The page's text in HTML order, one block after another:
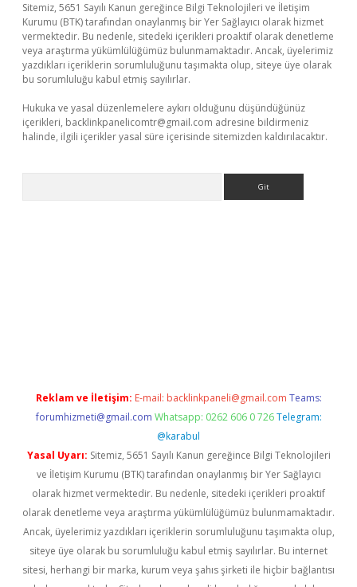
Sitemiz, 5651 Sayılı Kanun gereğince Bilgi Teknolojileri ve İletişim
Kurumu (BTK) tarafından onaylanmış bir Yer Sağlayıcı olarak hizmet
vermektedir. Bu nedenle, sitedeki içerikleri proaktif olarak denetleme
veya araştırma yükümlülüğümüz bulunmamaktadır. Ancak, üyelerimiz
yazdıkları içeriklerin sorumluluğunu taşımakta olup, siteye üye olarak
bu sorumluluğu kabul etmiş sayılırlar.
Hukuka ve yasal düzenlemelere aykırı olduğunu düşündüğünüz
içerikleri, backlinkpanelicomtr@gmail.com adresine bildirmeniz
halinde, ilgili içerikler yasal süre içerisinde sitemizden kaldırılacaktır.
Reklam ve İletişim: E-mail: backlinkpaneli@gmail.com Teams:
forumhizmeti@gmail.com Whatsapp: 0262 606 0 726 Telegram:
@karabul
Yasal Uyarı: Sitemiz, 5651 Sayılı Kanun gereğince Bilgi Teknolojileri
ve İletişim Kurumu (BTK) tarafından onaylanmış bir Yer Sağlayıcı
olarak hizmet vermektedir. Bu nedenle, sitedeki içerikleri proaktif
olarak denetleme veya araştırma yükümlülüğümüz bulunmamaktadır.
Ancak, üyelerimiz yazdıkları içeriklerin sorumluluğunu taşımakta olup,
siteye üye olarak bu sorumluluğu kabul etmiş sayılırlar. Bu internet
sitesi, herhangi bir marka, kurum veya şahıs şirketi ile hiçbir bağlantısı